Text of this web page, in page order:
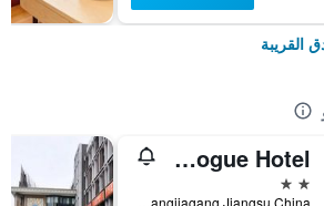
القريبة
Zhangjiagang Newstay Vogue Hotel
2 نجمتين
No.84 Chang'an South Rd. Zhangjiagang Jiangsu China, سوزهو, الصين